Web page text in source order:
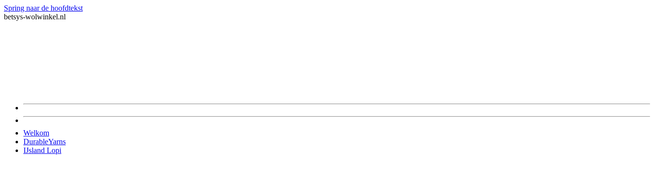
Spring naar de hoofdtekst
betsys-wolwinkel.nl
Welkom
DurableYarns
IJsland Lopi